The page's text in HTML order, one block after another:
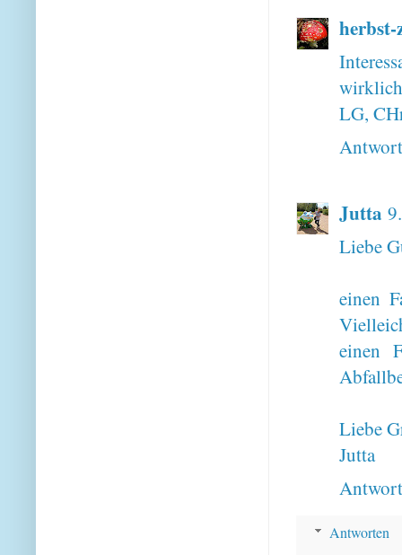
herbst-
LG,
Jutta
Liebe
einen
einen
Liebe
Jutta
Antworten